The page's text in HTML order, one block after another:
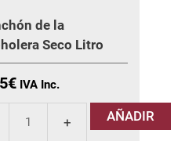
de la
Seco Litro
€
AÑADIR